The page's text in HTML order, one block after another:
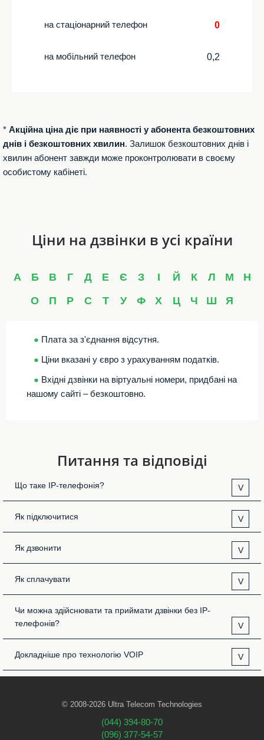
на стаціонарний телефон 0
на мобільний телефон 0,2
* Акційна ціна діє при наявності у абонента безкоштовних
днів і безкоштовних хвилин. Залишок безкоштовних днів і
хвилин абонент завжди може проконтролювати в своєму
особистому кабінеті.
Ціни на дзвінки в усі країни
А Б В Г Д Е Є З І Й К Л М
Н
О
П Р С Т У Ф Х Ц Ч Ш Я
● Плата за з'єднання відсутня.
● Ціни вказані у євро з урахуванням податків.
● Вхідні дзвінки на віртуальні номери, придбані на
нашому сайті – безкоштовно.
Питання та відповіді
Що таке IP-телефонія? V
Як підключитися V
Як дзвонити V
Як сплачувати V
Чи можна здійснювати та приймати дзвінки без IP-
телефонів?
V
Докладніше про технологію VOIP V
© 2008-2026 Ultra Telecom Technologies
(044) 394-80-70
(096) 377-54-57